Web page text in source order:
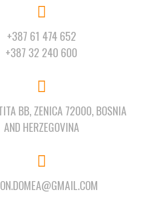
+387 61 474 652
+387 32 240 600
BB, ZENICA 72000, BOSNIA
AND HERZEGOVINA